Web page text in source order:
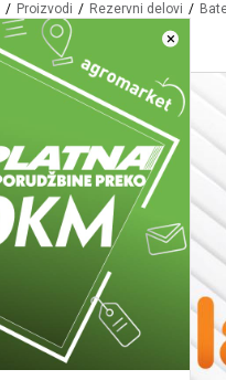
×
Proizvodi Rezervni delovi